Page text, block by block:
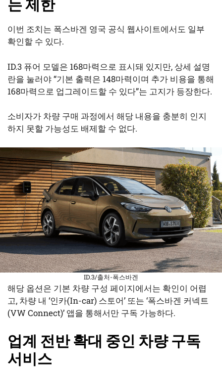
는 제한
이번 조치는 폭스바겐 영국 공식 웹사이트에서도 일부
확인할 수 있다.
ID.3 퓨어 모델은 168마력으로 표시돼 있지만, 상세 설명
란을 눌러야 “기본 출력은 148마력이며 추가 비용을 통해
168마력으로 업그레이드할 수 있다”는 고지가 등장한다.
소비자가 차량 구매 과정에서 해당 내용을 충분히 인지
하지 못할 가능성도 배제할 수 없다.
ID.3/출처-폭스바겐
해당 옵션은 기본 차량 구성 페이지에서는 확인이 어렵
고, 차량 내 ‘인카(In-car) 스토어’ 또는 ‘폭스바겐 커넥트
(VW Connect)’ 앱을 통해서만 구독 가능하다.
업계 전반 확대 중인 차량 구독
서비스